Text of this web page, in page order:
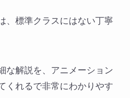
、標準クラスにはない丁寧
な解説を、アニメーション
くれるで非常にわかりやす